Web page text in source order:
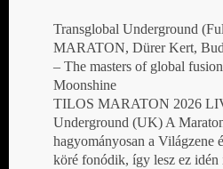
Transglobal Underground
MARATON, Dürer Kert,
– The masters of global
Moonshine
TILOS MARATON 2026
Underground (UK) A
hagyományosan a Világzene
köré fonódik, így lesz ez